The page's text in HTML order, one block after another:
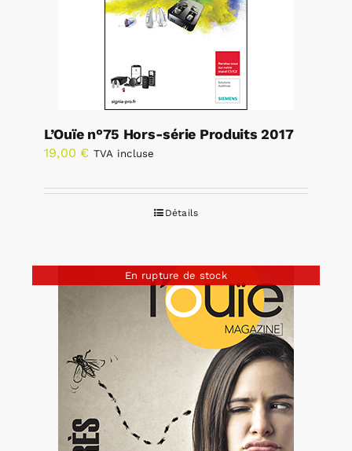
L’Ouïe n°75 Hors-série Produits 2017
19,00 € TVA incluse
Détails
En rupture de stock